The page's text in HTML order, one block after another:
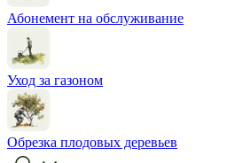
Абонемент на обслуживание
Уход за газоном
Обрезка плодовых деревьев